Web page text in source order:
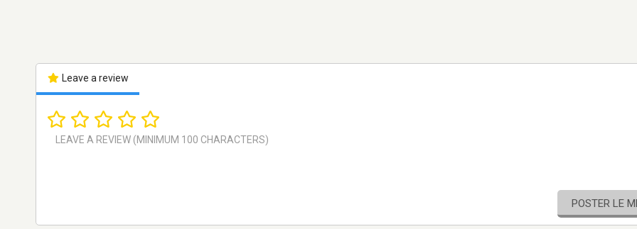
Leave a review
POSTER LE